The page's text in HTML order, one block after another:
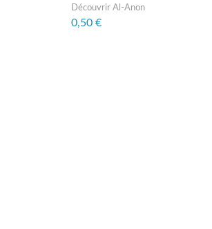
Découvrir Al-Anon
0,50 €